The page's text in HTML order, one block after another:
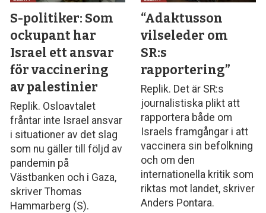
S-politiker: Som
ockupant har
Israel ett ansvar
för vaccinering
av palestinier
Replik. Osloavtalet
fråntar inte Israel ansvar
i situationer av det slag
som nu gäller till följd av
pandemin på
Västbanken och i Gaza,
skriver Thomas
Hammarberg (S).
“Adaktusson
vilseleder om
SR:s
rapportering”
Replik. Det är SR:s
journalistiska plikt att
rapportera både om
Israels framgångar i att
vaccinera sin befolkning
och om den
internationella kritik som
riktas mot landet, skriver
Anders Pontara.